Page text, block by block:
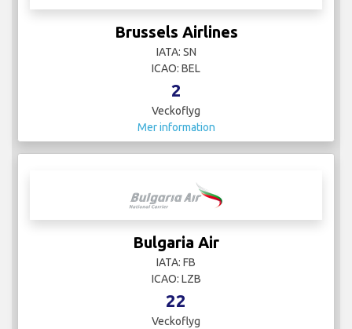
Brussels Airlines
IATA: SN
ICAO: BEL
2
Veckoflyg
Mer information
Bulgaria Air
IATA: FB
ICAO: LZB
22
Veckoflyg